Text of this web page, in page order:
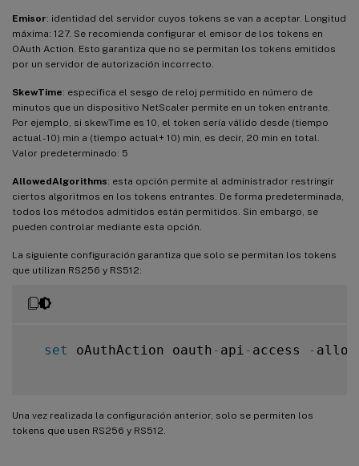
Emisor: identidad del servidor cuyos tokens se van a aceptar. Longitud
máxima: 127. Se recomienda configurar el emisor de los tokens en
OAuth Action. Esto garantiza que no se permitan los tokens emitidos
por un servidor de autorización incorrecto.
SkewTime: especifica el sesgo de reloj permitido en número de
minutos que un dispositivo NetScaler permite en un token entrante.
Por ejemplo, si skewTime es 10, el token sería válido desde (tiempo
actual - 10) min a (tiempo actual+ 10) min, es decir, 20 min en total.
Valor predeterminado: 5
AllowedAlgorithms: esta opción permite al administrador restringir
ciertos algoritmos en los tokens entrantes. De forma predeterminada,
todos los métodos admitidos están permitidos. Sin embargo, se
pueden controlar mediante esta opción.
La siguiente configuración garantiza que solo se permitan los tokens
que utilizan RS256 y RS512:
set oAuthAction oauth - api - access -
Una vez realizada la configuración anterior, solo se permiten los
tokens que usen RS256 y RS512.